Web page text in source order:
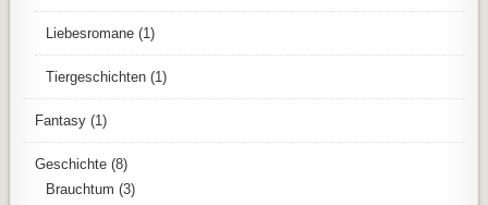
Liebesromane (1)
Tiergeschichten (1)
Fantasy (1)
Geschichte (8)
Brauchtum (3)